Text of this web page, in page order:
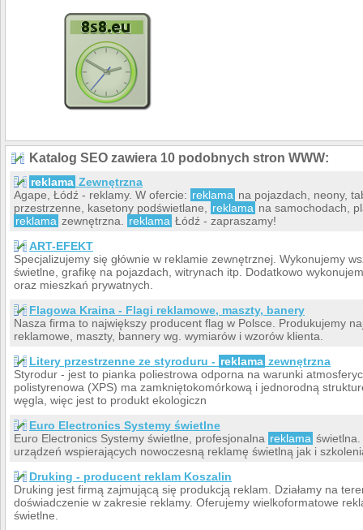
Katalog SEO zawiera 10 podobnych stron WWW:
reklama Zewnętrzna
Agape, Łódź - reklamy. W ofercie: reklama na pojazdach, neony,
przestrzenne, kasetony podświetlane,
reklama na samochodach,
reklama zewnętrzna. reklama Łódź - zapraszamy!
ART-EFEKT
Specjalizujemy się głównie w reklamie zewnętrznej. Wykonujemy
świetlne, grafikę na pojazdach, witrynach itp. Dodatkowo
oraz mieszkań prywatnych.
Flagowa Kraina - Flagi reklamowe, maszty, banery
Nasza firma to największy producent flag w Polsce. Produkujemy
reklamowe, maszty, bannery wg. wymiarów i wzorów klienta.
Litery przestrzenne ze styroduru - reklama zewnętrzna
Styrodur - jest to pianka poliestrowa odporna na warunki
polistyrenowa (XPS) ma zamkniętokomórkową i jednorodną
węgla, więc jest to produkt ekologiczn
Euro Electronics Systemy świetlne
Euro Electronics Systemy świetlne, profesjonalna reklama
urządzeń wspierających nowoczesną reklamę świetlną jak i
Druking - producent reklam Koszalin
Druking jest firmą zajmującą się produkcją reklam. Działamy na
doświadczenie w zakresie reklamy. Oferujemy wielkoformatowe
świetlne.